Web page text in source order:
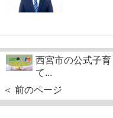
西宮市の公式子育
て...
＜ 前のページ